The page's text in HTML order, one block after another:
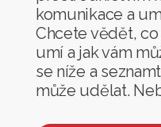
komunikace a
Chcete vědět,
umí a jak vám
se níže a
může udělat.